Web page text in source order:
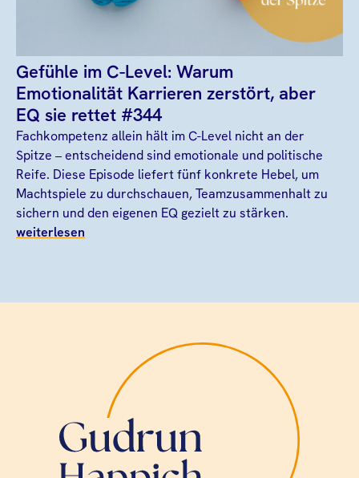
Gefühle im C-Level: Warum
Emotionalität Karrieren zerstört, aber
EQ sie rettet #344
Fachkompetenz allein hält im C-Level nicht an der
Spitze – entscheidend sind emotionale und politische
Reife. Diese Episode liefert fünf konkrete Hebel, um
Machtspiele zu durchschauen, Teamzusammenhalt zu
sichern und den eigenen EQ gezielt zu stärken.
weiterlesen